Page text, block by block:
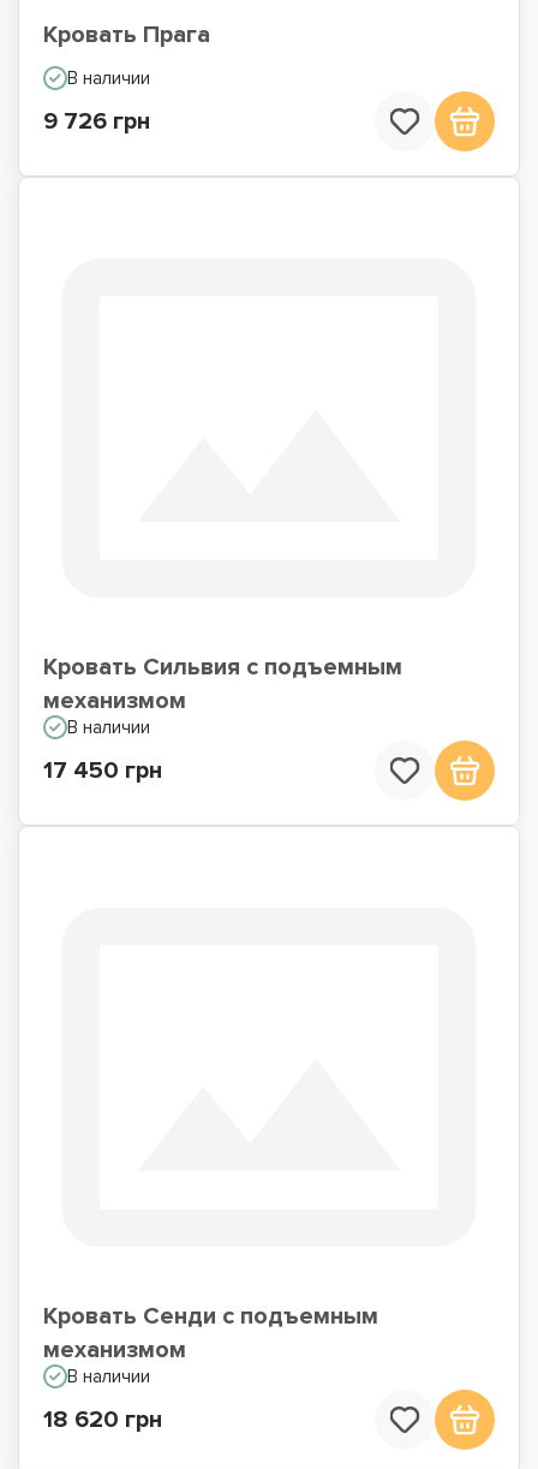
Кровать Прага
В наличии
9 726 грн
Кровать Сильвия с подъемным
механизмом
В наличии
17 450 грн
Кровать Сенди с подъемным
механизмом
В наличии
18 620 грн